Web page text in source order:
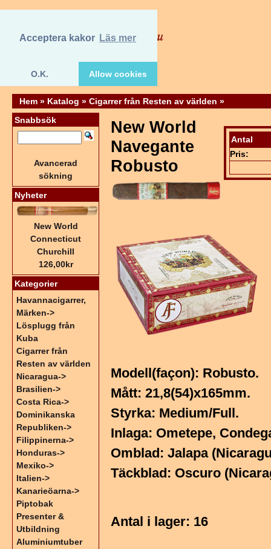
Acceptera kakor Läs mer
O.K. Allow cookies
Hem » Katalog » Cigarrer från Resten av världen »
Antal
Pris:
New World
Navegante
Robusto
Modell(façon): Robusto.
Mått: 21,8(54)x165mm.
Styrka: Medium/Full.
Inlaga: Ometepe,
Omblad: Jalapa
Täckblad: Oscuro
Antal i lager: 16
Snabbsök
Avancerad
sökning
Nyheter
New World
Connecticut
Churchill
126,00kr
Kategorier
Havannacigarrer,
Märken->
Lösplugg från
Kuba
Cigarrer från
Resten av världen
Nicaragua->
Brasilien->
Costa Rica->
Dominikanska
Republiken->
Filippinerna->
Honduras->
Mexiko->
Italien->
Kanarieöarna->
Piptobak
Presenter &
Utbildning
Aluminiumtuber